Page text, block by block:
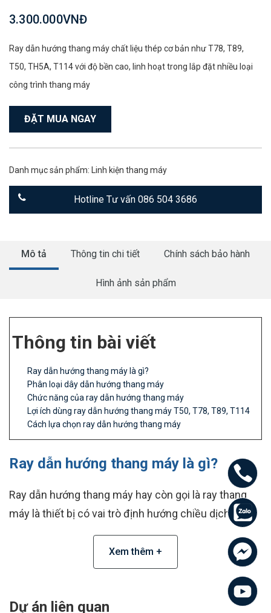
3.300.000VNĐ
Ray dẫn hướng thang máy chất liệu thép cơ bản như T78, T89,
T50, TH5A, T114 với độ bền cao, linh hoạt trong lắp đặt nhiều loại
công trình thang máy
ĐẶT MUA NGAY
Danh mục sản phẩm: Linh kiện thang máy
Hotline Tư vấn 086 504 3686
Mô tả Thông tin chi tiết Chính sách bảo hành
Hình ảnh sản phẩm
Thông tin bài viết
Ray dẫn hướng thang máy là gì?
Phân loại dây dẫn hướng thang máy
Chức năng của ray dẫn hướng thang máy
Lợi ích dùng ray dẫn hướng thang máy T50, T78, T89, T114
Cách lựa chọn ray dẫn hướng thang máy
Ray dẫn hướng thang máy là gì?
Ray dẫn hướng thang máy hay còn gọi là ray thang
máy là thiết bị có vai trò định hướng chiều dịch
chuyển cho đối trọng hoặc cabin.Trên thị trường
thang máy hiện nay, loại ray thang máy phổ biến là
ray dẫn hướng thang máy thép đúc và tôn uốn. Mỗi
Xem thêm +
Dự án liên quan